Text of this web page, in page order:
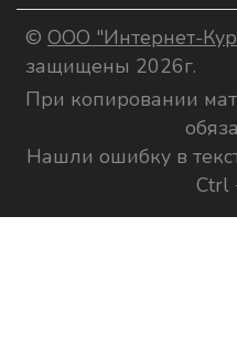
© ООО "Интернет-
защищены 2026г.
При копировании
Нашли ошибку в
Ctrl